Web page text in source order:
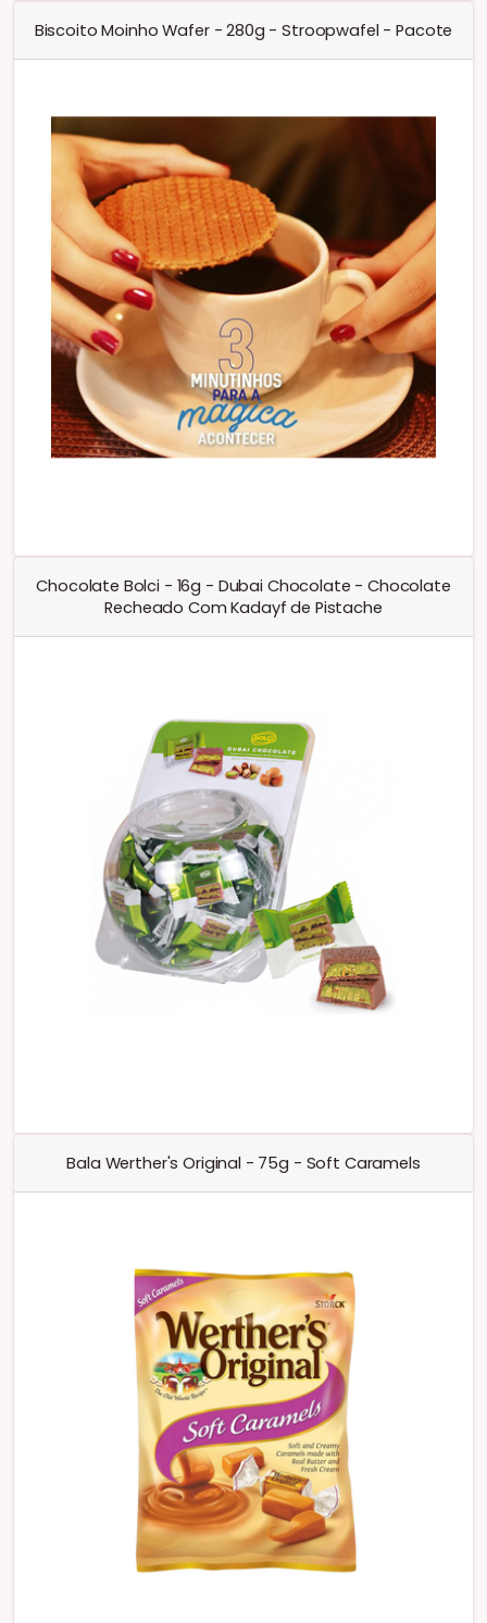
Biscoito Moinho Wafer - 280g - Stroopwafel - Pacote
Chocolate Bolci - 16g - Dubai Chocolate - Chocolate
Recheado Com Kadayf de Pistache
Bala Werther's Original - 75g - Soft Caramels